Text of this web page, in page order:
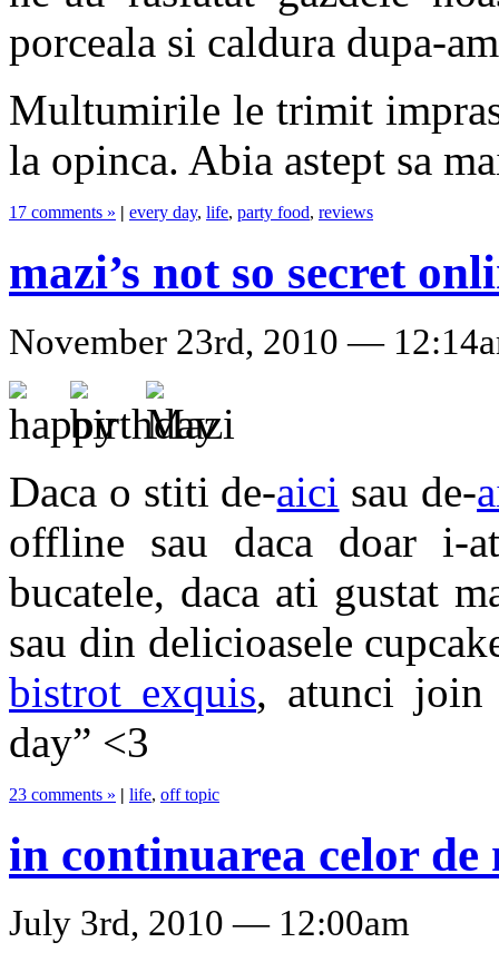
porceala si caldura dupa-
Multumirile le trimit
la opinca. Abia astept sa
17 comments » | every day, life, party food, reviews
mazi’s not so secret
November 23rd, 2010 —
Daca o stiti de-aici sau de-
offline sau daca doar i-
bucatele, daca ati gustat
sau din delicioasele
bistrot exquis, atunci join
day” <3
23 comments » | life, off topic
in continuarea celor
July 3rd, 2010 — 12:00am